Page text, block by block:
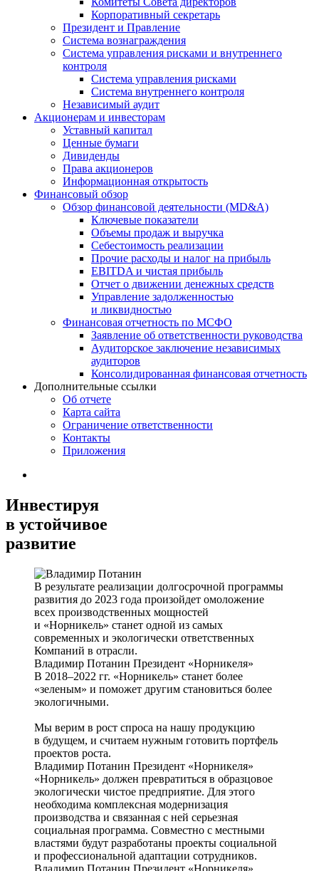
Корпоративный секретарь
Президент и Правление
Система вознаграждения
Система управления рисками и внутреннего
контроля
Система управления рисками
Система внутреннего контроля
Независимый аудит
Акционерам и инвесторам
Уставный капитал
Ценные бумаги
Дивиденды
Права акционеров
Информационная открытость
Финансовый обзор
Обзор финансовой деятельности (MD&A)
Ключевые показатели
Объемы продаж и выручка
Себестоимость реализации
Прочие расходы и налог на прибыль
EBITDA и чистая прибыль
Отчет о движении денежных средств
Управление задолженностью
и ликвидностью
Финансовая отчетность по МСФО
Заявление об ответственности руководства
Аудиторское заключение независимых
аудиторов
Консолидированная финансовая отчетность
Дополнительные ссылки
Об отчете
Карта сайта
Ограничение ответственности
Контакты
Приложения
Инвестируя
в устойчивое
развитие
В результате реализации долгосрочной программы
развития до 2023 года произойдет омоложение
всех производственных мощностей
и «Норникель» станет одной из самых
современных и экологически ответственных
Компаний в отрасли.
Владимир Потанин Президент «Норникеля»
В 2018–2022 гг. «Норникель» станет более
«зеленым» и поможет другим становиться более
экологичными.
Мы верим в рост спроса на нашу продукцию
в будущем, и считаем нужным готовить портфель
проектов роста.
Владимир Потанин Президент «Норникеля»
«Норникель» должен превратиться в образцовое
экологически чистое предприятие. Для этого
необходима комплексная модернизация
производства и связанная с ней серьезная
социальная программа. Совместно с местными
властями будут разработаны проекты социальной
и профессиональной адаптации сотрудников.
Владимир Потанин Президент «Норникеля»